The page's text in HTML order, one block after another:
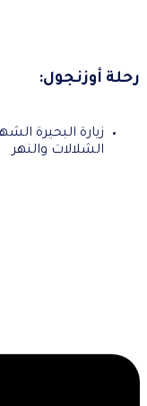
رحلة أوزنجول:
زيارة البحيرة
الشلالات والنهر